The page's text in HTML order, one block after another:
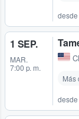
desde
1 SEP.
MAR.
7:00 p. m.
Más
desde